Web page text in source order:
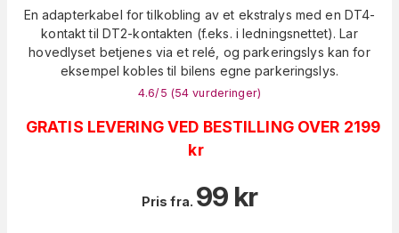
En adapterkabel for tilkobling av et ekstralys med en DT4-
kontakt til DT2-kontakten (f.eks. i ledningsnettet). Lar
hovedlyset betjenes via et relé, og parkeringslys kan for
eksempel kobles til bilens egne parkeringslys.
4.6/5 (54 vurderinger)
GRATIS LEVERING VED BESTILLING OVER 2199
kr
Pris fra. 99 kr